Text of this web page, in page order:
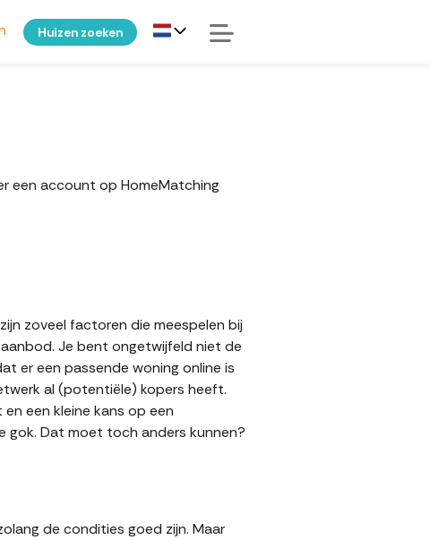
Huizen zoeken
een account op HomeMatching
zoveel factoren die meespelen bij
Je bent ongetwijfeld niet de
er een passende woning online is
al (potentiële) kopers heeft.
een kleine kans op een
gok. Dat moet toch anders kunnen?
de condities goed zijn. Maar